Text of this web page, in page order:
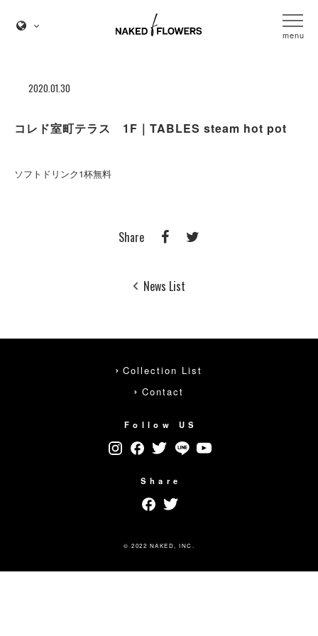
menu
2020.01.30
コレド室町テラス 1F｜TABLES steam hot pot
ソフトドリンク1杯無料
Share
News List
Collection List
Contact
Follow US
Share
© 2022 NAKED, INC.